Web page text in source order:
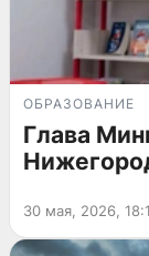
ОБРАЗОВАНИЕ
Глава
30 мая, 2026,